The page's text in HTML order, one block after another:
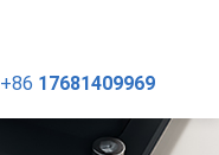
+86 17681409969